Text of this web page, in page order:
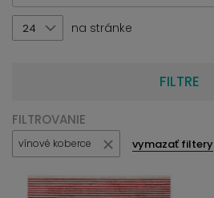
24 na stránke
FILTRE
FILTROVANIE
vínové koberce vymazať filtery